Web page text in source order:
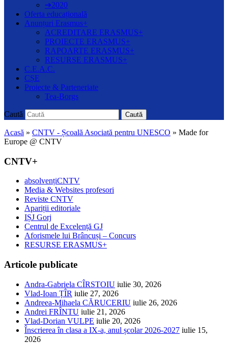
➔2020
Oferta educațională
Anunțuri Erasmus+
ACREDITARE ERASMUS+
PROIECTE ERASMUS+
RAPOARTE ERASMUS+
RESURSE ERASMUS+
C.E.A.C.
CȘE
Proiecte & Parteneriate
Tea-Borgs
Caută Caută
Acasă » CNTV - Școală Asociată pentru UNESCO » Made for
Europe @ CNTV
CNTV+
absolvențiCNTV
Media & Websites profesori
Reviste CNTV
Apariții editoriale
IȘJ Gorj
Centrul de Excelență GJ
Aforismele lui Brâncuși – Concurs
RESURSE ERASMUS+
Articole publicate
Andra-Gabriela CÎRSTOIU iulie 30, 2026
Vlad-Ioan ȚÎR iulie 27, 2026
Andreea-Mihaela CĂRUCERIU iulie 26, 2026
Andrei FRÎNTU iulie 21, 2026
Vlad-Dorian VULPE iulie 20, 2026
Înscrierea în clasa a IX-a, anul școlar 2026-2027 iulie 15,
2026